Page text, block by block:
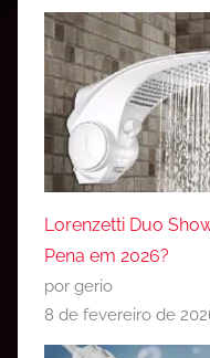
Lorenzetti Duo
Pena em 2026?
por gerio
8 de fevereiro de